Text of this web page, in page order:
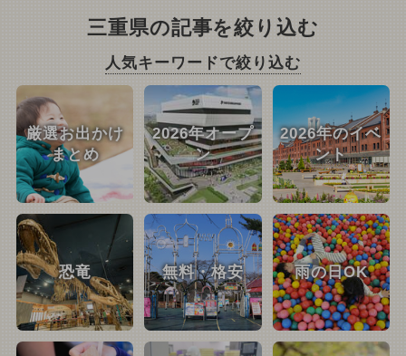
三重県の記事を絞り込む
人気キーワードで絞り込む
厳選お出かけ
まとめ
2026年オープ
ン
2026年のイベ
ント
恐竜 無料・格安 雨の日OK